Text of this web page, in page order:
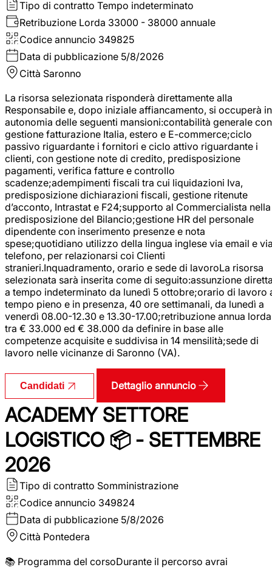
Tipo di contratto Tempo indeterminato
Retribuzione Lorda 33000 - 38000 annuale
Codice annuncio 349825
Data di pubblicazione 5/8/2026
Città Saronno
La risorsa selezionata risponderà direttamente alla
Responsabile e, dopo iniziale affiancamento, si occuperà in
autonomia delle seguenti mansioni:contabilità generale con
gestione fatturazione Italia, estero e E-commerce;ciclo
passivo riguardante i fornitori e ciclo attivo riguardante i
clienti, con gestione note di credito, predisposizione
pagamenti, verifica fatture e controllo
scadenze;adempimenti fiscali tra cui liquidazioni Iva,
predisposizione dichiarazioni fiscali, gestione ritenute
d’acconto, Intrastat e F24;supporto al Commercialista nella
predisposizione del Bilancio;gestione HR del personale
dipendente con inserimento presenze e nota
spese;quotidiano utilizzo della lingua inglese via email e
telefono, per relazionarsi coi Clienti
stranieri.Inquadramento, orario e sede di lavoroLa risorsa
selezionata sarà inserita come di seguito:assunzione
a tempo indeterminato da lunedì 5 ottobre;orario di lavoro
tempo pieno e in presenza, 40 ore settimanali, da lunedì a
venerdì 08.00-12.30 e 13.30-17.00;retribuzione annua lorda
tra € 33.000 ed € 38.000 da definire in base alle
competenze acquisite e suddivisa in 14 mensilità;sede di
lavoro nelle vicinanze di Saronno (VA).
Candidati Dettaglio annuncio
ACADEMY SETTORE
LOGISTICO 📦 - SETTEMBRE
2026
Tipo di contratto Somministrazione
Codice annuncio 349824
Data di pubblicazione 5/8/2026
Città Pontedera
📚 Programma del corsoDurante il percorso avrai